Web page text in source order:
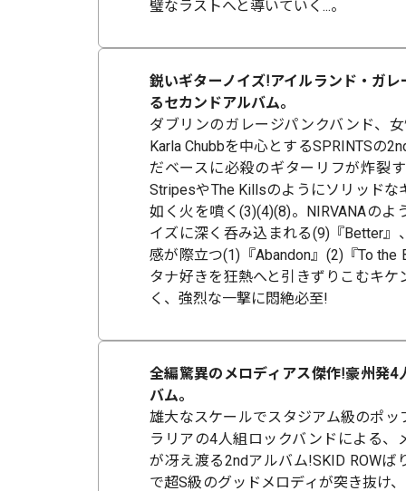
璧なラストへと導いていく...。
鋭いギターノイズ!アイルランド・ガ
るセカンドアルバム。
ダブリンのガレージパンクバンド、
Karla Chubbを中心とするSPRINTSの
だベースに必殺のギターリフが炸裂
StripesやThe Killsのようにソリッドな
如く火を噴く(3)(4)(8)。NIRVANAの
イズに深く呑み込まれる(9)『Better』
感が際立つ(1)『Abandon』(2)『To the
タナ好きを狂熱へと引きずりこむキケ
く、強烈な一撃に悶絶必至!
全編驚異のメロディアス傑作!豪州発4
バム。
雄大なスケールでスタジアム級のポッ
ラリアの4人組ロックバンドによる、
が冴え渡る2ndアルバム!SKID ROWば
で超S級のグッドメロディが突き抜け